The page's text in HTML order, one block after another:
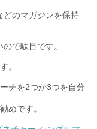
どのマガジンを保持
で駄目です。
。
チを2つか3つを自分
めです。